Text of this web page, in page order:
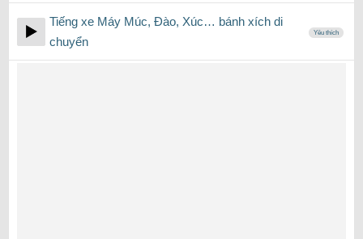
Tiếng xe Máy Múc, Đào, Xúc… bánh xích di
chuyển
Yêu thích